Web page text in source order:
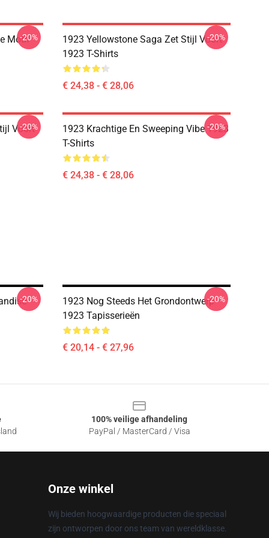
Motif
-20%
1923 Yellowstone Saga Zet Stijl Voort
1923 T-Shirts
€ 24,38 - € 28,06
-20%
Voort
-20%
1923 Krachtige En Sweeping Vibe 1923
T-Shirts
€ 24,38 - € 28,06
-20%
-20%
1923 Nog Steeds Het Grondontwerp
1923 Tapisserieën
€ 20,14 - € 27,96
-20%
100% veilige afhandeling
PayPal / MasterCard / Visa
Onze winkel
Wij bieden hoogwaardige producten die speciaal
zijn ontworpen door ons team van wereldklasse.